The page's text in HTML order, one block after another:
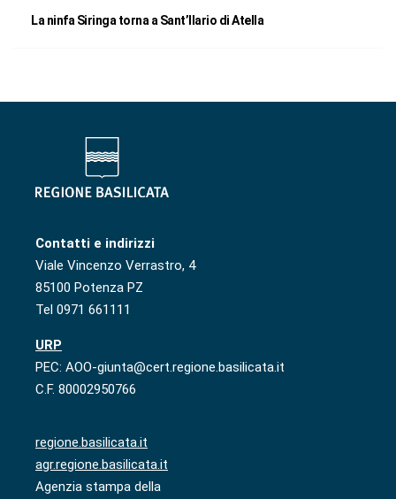
La ninfa Siringa torna a Sant’Ilario di Atella
Contatti e indirizzi
Viale Vincenzo Verrastro, 4
85100 Potenza PZ
Tel 0971 661111
URP
PEC: AOO-giunta@cert.regione.basilicata.it
C.F. 80002950766
regione.basilicata.it
agr.regione.basilicata.it
Agenzia stampa della